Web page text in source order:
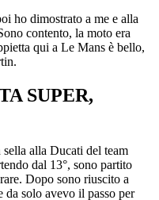
ho dimostrato a me e alla
contento, la moto era
qui a Le Mans è bello,
SUPER,
sella alla Ducati del team
dal 13°, sono partito
Dopo sono riuscito a
da solo avevo il passo per